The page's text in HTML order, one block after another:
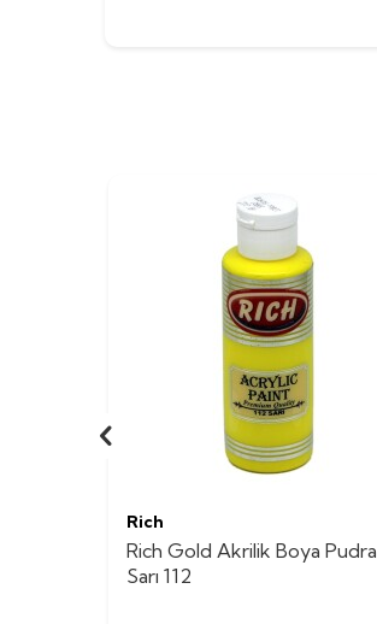
Rich
Rich Gold Akrilik Boya Pudra
Sarı 112